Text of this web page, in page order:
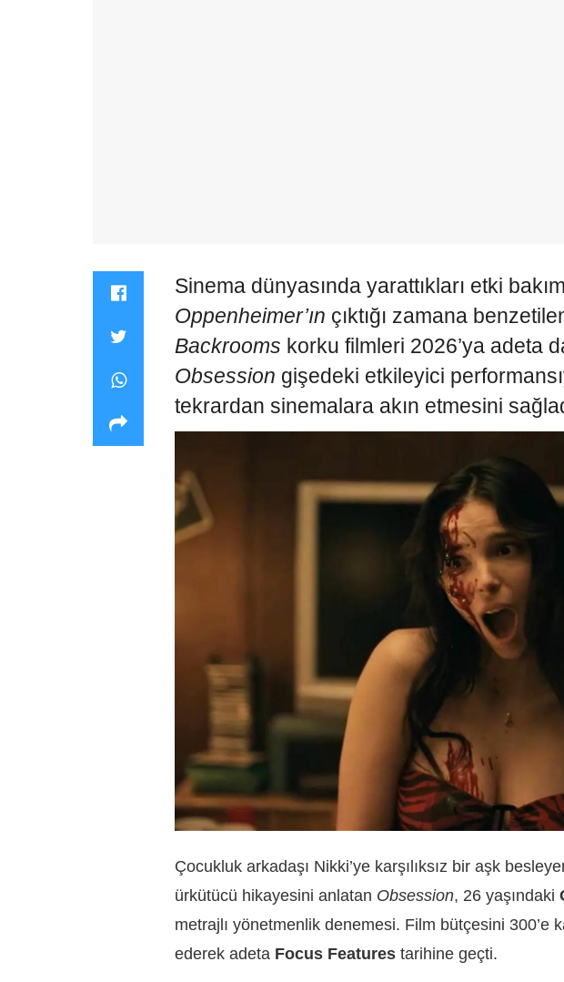
Sinema dünyasında yarattıkları etki
Oppenheimer’ın çıktığı zamana
Backrooms korku filmleri 2026’ya adeta
Obsession gişedeki etkileyici
tekrardan sinemalara akın etmesini
Çocukluk arkadaşı Nikki’ye karşılıksız bir aşk
ürkütücü hikayesini anlatan Obsession, 26 yaşındaki
metrajlı yönetmenlik denemesi. Film bütçesini 300’e
ederek adeta Focus Features tarihine geçti.